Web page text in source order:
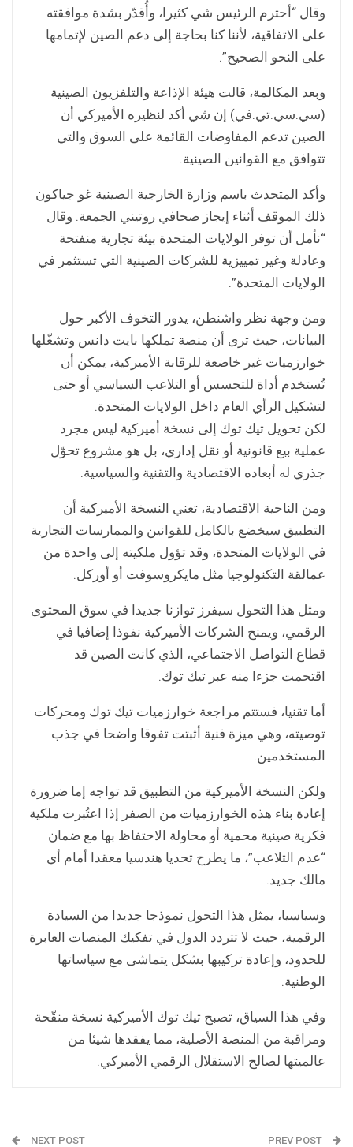
وقال “أحترم الرئيس شي كثيرا، وأُقدّر بشدة موافقته
على الاتفاقية، لأننا كنا بحاجة إلى دعم الصين لإتمامها
على النحو الصحيح”.
وبعد المكالمة، قالت هيئة الإذاعة والتلفزيون الصينية
(سي.سي.تي.في) إن شي أكد لنظيره الأميركي أن
الصين تدعم المفاوضات القائمة على السوق والتي
تتوافق مع القوانين الصينية.
وأكد المتحدث باسم وزارة الخارجية الصينية غو جياكون
ذلك الموقف أثناء إيجاز صحافي روتيني الجمعة. وقال
“نأمل أن توفر الولايات المتحدة بيئة تجارية منفتحة
وعادلة وغير تمييزية للشركات الصينية التي تستثمر في
الولايات المتحدة”.
ومن وجهة نظر واشنطن، يدور التخوف الأكبر حول
البيانات، حيث ترى أن منصة تملكها بايت دانس وتشغّلها
خوارزميات غير خاضعة للرقابة الأميركية، يمكن أن
تُستخدم أداة للتجسس أو التلاعب السياسي أو حتى
لتشكيل الرأي العام داخل الولايات المتحدة.
لكن تحويل تيك توك إلى نسخة أميركية ليس مجرد
عملية بيع قانونية أو نقل إداري، بل هو مشروع تحوّل
جذري له أبعاده الاقتصادية والتقنية والسياسية.
ومن الناحية الاقتصادية، تعني النسخة الأميركية أن
التطبيق سيخضع بالكامل للقوانين والممارسات التجارية
في الولايات المتحدة، وقد تؤول ملكيته إلى واحدة من
عمالقة التكنولوجيا مثل مايكروسوفت أو أوركل.
ومثل هذا التحول سيفرز توازنا جديدا في سوق المحتوى
الرقمي، ويمنح الشركات الأميركية نفوذا إضافيا في
قطاع التواصل الاجتماعي، الذي كانت الصين قد
اقتحمت جزءا منه عبر تيك توك.
أما تقنيا، فستتم مراجعة خوارزميات تيك توك ومحركات
توصيته، وهي ميزة فنية أثبتت تفوقا واضحا في جذب
المستخدمين.
ولكن النسخة الأميركية من التطبيق قد تواجه إما ضرورة
إعادة بناء هذه الخوارزميات من الصفر إذا اعتُبرت ملكية
فكرية صينية محمية أو محاولة الاحتفاظ بها مع ضمان
“عدم التلاعب”، ما يطرح تحديا هندسيا معقدا أمام أي
مالك جديد.
وسياسيا، يمثل هذا التحول نموذجا جديدا من السيادة
الرقمية، حيث لا تتردد الدول في تفكيك المنصات العابرة
للحدود، وإعادة تركيبها بشكل يتماشى مع سياساتها
الوطنية.
وفي هذا السياق، تصبح تيك توك الأميركية نسخة منقّحة
ومراقبة من المنصة الأصلية، مما يفقدها شيئا من
عالميتها لصالح الاستقلال الرقمي الأميركي.
NEXT POST